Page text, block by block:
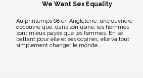
We Want Sex Equality
Au printemps 68 en Angleterre, une ouvrière
découvre que, dans son usine, les hommes
sont mieux payés que les femmes. En se
battant pour elle et ses copines, elle va tout
simplement changer le monde...